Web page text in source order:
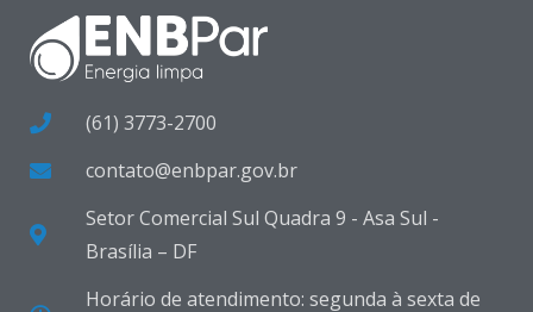
(61) 3773-2700
contato@enbpar.gov.br
Setor Comercial Sul Quadra 9 - Asa Sul -
Brasília – DF
Horário de atendimento: segunda à sexta de